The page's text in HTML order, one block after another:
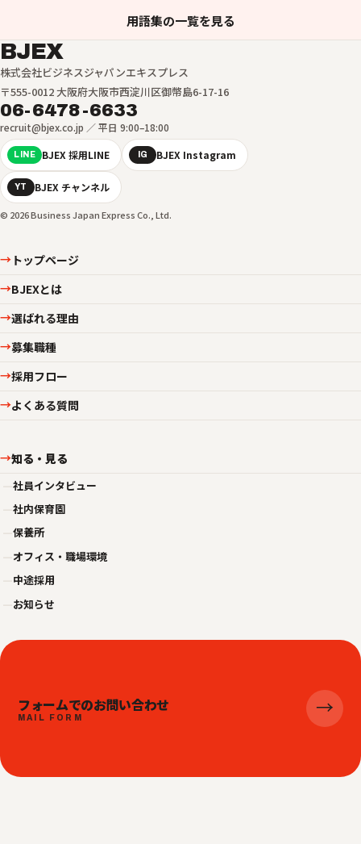
用語集の一覧を見る
BJEX
株式会社ビジネスジャパンエキスプレス
〒555-0012 大阪府大阪市西淀川区御幣島6-17-16
06-6478-6633
recruit@bjex.co.jp ／ 平日 9:00–18:00
LINE BJEX 採用LINE IG BJEX Instagram
YT BJEX チャンネル
© 2026 Business Japan Express Co., Ltd.
→ トップページ
→BJEXとは
→選ばれる理由
→募集職種
→採用フロー
→よくある質問
→知る・見る
社員インタビュー
社内保育園
保養所
オフィス・職場環境
中途採用
お知らせ
フォームでのお問い合わせ
MAIL FORM →